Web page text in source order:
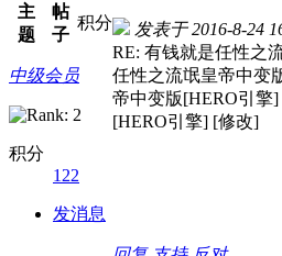
主
题
帖
子
积分
中级会员
积分
122
发消息
发表于 2016-8-24
RE: 有钱就是任性之
任性之流氓皇帝中变
帝中变版[HERO引擎
[HERO引擎] [修改]